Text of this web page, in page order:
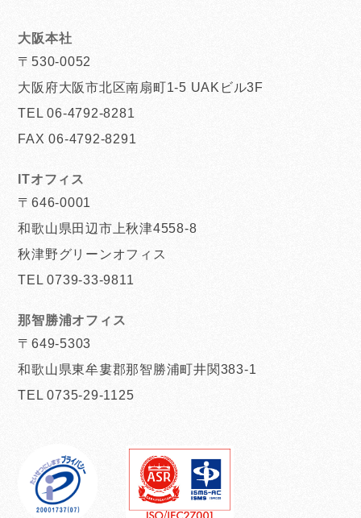
大阪本社
〒530-0052
大阪府大阪市北区南扇町1-5 UAKビル3F
TEL 06-4792-8281
FAX 06-4792-8291
ITオフィス
〒646-0001
和歌山県田辺市上秋津4558-8
秋津野グリーンオフィス
TEL 0739-33-9811
那智勝浦オフィス
〒649-5303
和歌山県東牟婁郡那智勝浦町井関383-1
TEL 0735-29-1125